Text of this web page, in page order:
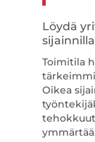
Löydä
sijainnilla
Toimitila
Oikea